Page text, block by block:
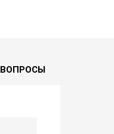
ВОПРОСЫ